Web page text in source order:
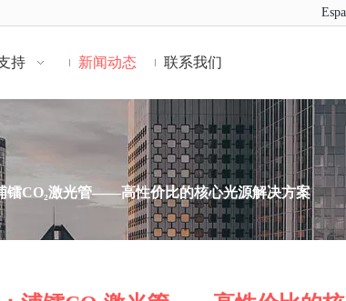
持 新闻动态 联系我们
镭CO₂激光管——高性价比的核心光源解决方案